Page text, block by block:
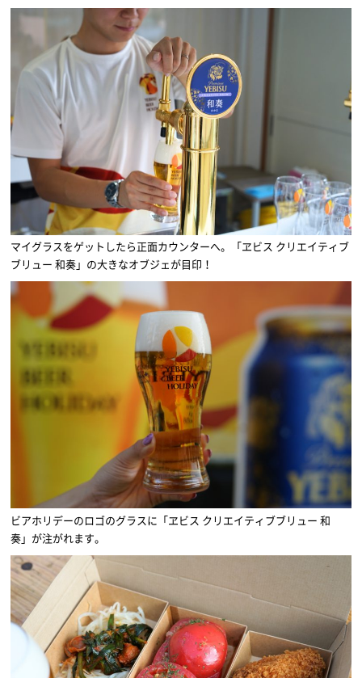
マイグラスをゲットしたら正面カウンターへ。「ヱビス クリエイティブ
ブリュー 和奏」の大きなオブジェが目印！
ビアホリデーのロゴのグラスに「ヱビス クリエイティブブリュー 和
奏」が注がれます。